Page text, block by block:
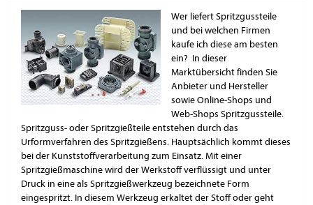
Wer liefert Spritzgussteile
und bei welchen Firmen
kaufe ich diese am besten
ein? In dieser
Marktübersicht finden Sie
Anbieter und Hersteller
sowie Online-Shops und
Web-Shops Spritzgussteile.
Spritzguss- oder Spritzgießteile entstehen durch das
Urformverfahren des Spritzgießens. Hauptsächlich kommt dieses
bei der Kunststoffverarbeitung zum Einsatz. Mit einer
Spritzgießmaschine wird der Werkstoff verflüssigt und unter
Druck in eine als Spritzgießwerkzeug bezeichnete Form
eingespritzt. In diesem Werkzeug erkaltet der Stoff oder geht